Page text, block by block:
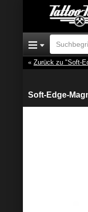
Zurück zu "Soft-
Soft-Edge-